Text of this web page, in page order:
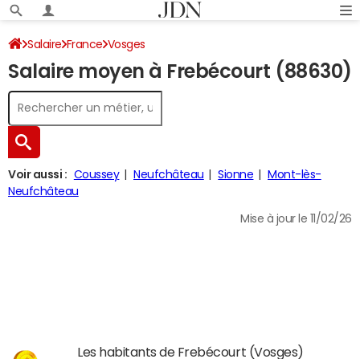
Salaire France Vosges
Salaire moyen à Frebécourt (88630)
Voir aussi : Coussey Neufchâteau Sionne
Mont-lès-
Neufchâteau
Mise à jour le 11/02/26
Les habitants de Frebécourt (Vosges)